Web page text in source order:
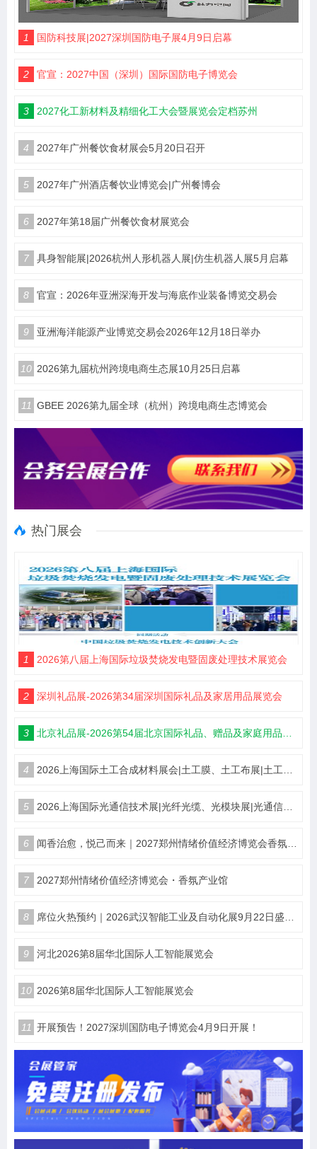
1 国防科技展|2027深圳国防电子展4月9日启幕
2 官宣：2027中国（深圳）国际国防电子博览会
3 2027化工新材料及精细化工大会暨展览会定档苏州
4 2027年广州餐饮食材展会5月20日召开
5 2027年广州酒店餐饮业博览会|广州餐博会
6 2027年第18届广州餐饮食材展览会
7 具身智能展|2026杭州人形机器人展|仿生机器人展5月启幕
8 官宣：2026年亚洲深海开发与海底作业装备博览交易会
9 亚洲海洋能源产业博览交易会2026年12月18日举办
10 2026第九届杭州跨境电商生态展10月25日启幕
11 GBEE 2026第九届全球（杭州）跨境电商生态博览会
热门展会
1 2026第八届上海国际垃圾焚烧发电暨固废处理技术展览会
2 深圳礼品展-2026第34届深圳国际礼品及家居用品展览会
3 北京礼品展-2026第54届北京国际礼品、赠品及家庭用品展览会
4 2026上海国际土工合成材料展会|土工膜、土工布展|土工合成材料仪器、设备展览会
5 2026上海国际光通信技术展|光纤光缆、光模块展|光通信设备展览会
6 闻香治愈，悦己而来｜2027郑州情绪价值经济博览会香氛产业馆
7 2027郑州情绪价值经济博览会・香氛产业馆
8 席位火热预约｜2026武汉智能工业及自动化展9月22日盛大开幕
9 河北2026第8届华北国际人工智能展览会
10 2026第8届华北国际人工智能展览会
11 开展预告！2027深圳国防电子博览会4月9日开展！